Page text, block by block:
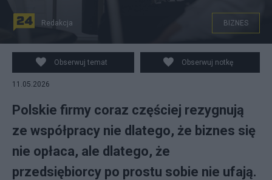
Zdjęcie ilustracyjne, źródło: Canva
Redakcja BIZNES
Obserwuj temat Obserwuj notkę
11.05.2026
Polskie firmy coraz częściej rezygnują
ze współpracy nie dlatego, że biznes się
nie opłaca, ale dlatego, że
przedsiębiorcy po prostu sobie nie ufają.